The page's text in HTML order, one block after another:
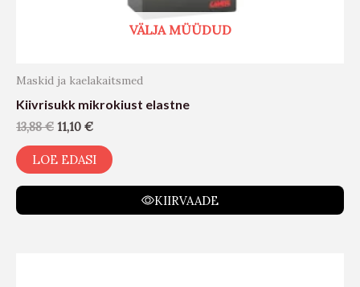
VÄLJA MÜÜDUD
Maskid ja kaelakaitsmed
Kiivrisukk mikrokiust elastne
13,88€ 11,10 €
LOE EDASI
KIIRVAADE